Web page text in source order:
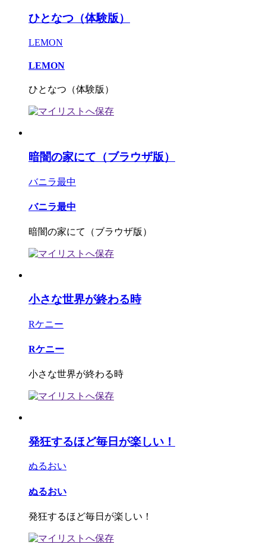
ひとなつ（体験版）
LEMON
LEMON
ひとなつ（体験版）
暗闇の家にて（ブラウザ版）
バニラ最中
バニラ最中
暗闇の家にて（ブラウザ版）
小さな世界が終わる時
Rケニー
Rケニー
小さな世界が終わる時
発狂するほど毎日が楽しい！
ぬるおい
ぬるおい
発狂するほど毎日が楽しい！